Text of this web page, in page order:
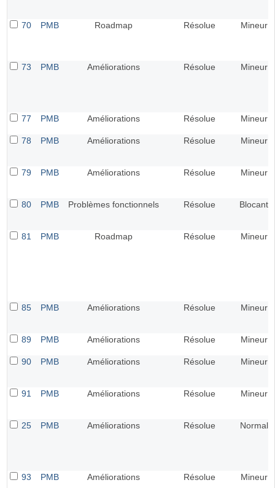
70 PMB Roadmap Résolue Mineur
73 PMB Améliorations Résolue Mineur
77 PMB Améliorations Résolue Mineur
78 PMB Améliorations Résolue Mineur
79 PMB Améliorations Résolue Mineur
80 PMB Problèmes fonctionnels Résolue Blocant
81 PMB Roadmap Résolue Mineur
85 PMB Améliorations Résolue Mineur
89 PMB Améliorations Résolue Mineur
90 PMB Améliorations Résolue Mineur
91 PMB Améliorations Résolue Mineur
25 PMB Améliorations Résolue Normal
93 PMB Améliorations Résolue Mineur